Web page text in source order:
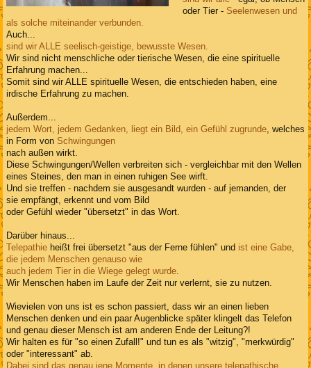
oder Tier - Seelenwesen und
als solche miteinander verbunden.
Auch...
sind wir ALLE seelisch-geistige, bewusste Wesen.
Wir sind nicht menschliche oder tierische Wesen, die eine spirituelle
Erfahrung machen...
Somit sind wir ALLE spirituelle Wesen, die entschieden haben, eine
irdische Erfahrung zu machen.
Außerdem...
jedem Wort, jedem Gedanken, liegt ein Bild, ein Gefühl zugrunde, welches
in Form von Schwingungen
nach außen wirkt.
Diese Schwingungen/Wellen verbreiten sich - vergleichbar mit den Wellen
eines Steines, den man in einen ruhigen See wirft.
Und sie treffen - nachdem sie ausgesandt wurden - auf jemanden, der
sie empfängt, erkennt und vom Bild
oder Gefühl wieder "übersetzt" in das Wort.
Darüber hinaus...
Telepathieheißt frei übersetzt "aus der Ferne fühlen" und ist eine Gabe,
die jedem Menschen genauso wie
auch jedem Tier in die Wiege gelegt wurde.
Wir Menschen haben im Laufe der Zeit nur verlernt, sie zu nutzen.
Wievielen von uns ist es schon passiert, dass wir an einen lieben
Menschen denken und ein paar Augenblicke später klingelt das Telefon
und genau dieser Mensch ist am anderen Ende der Leitung?!
Wir halten es für "so einen Zufall!" und tun es als "witzig", "merkwürdig"
oder "interessant" ab.
Dabei sind das genau jene Momente, in denen unsere telepathische